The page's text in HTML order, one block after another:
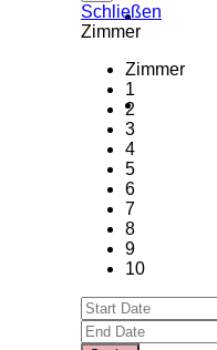
Schließen
Zimmer
Zimmer
1
2
3
4
5
6
7
8
9
10